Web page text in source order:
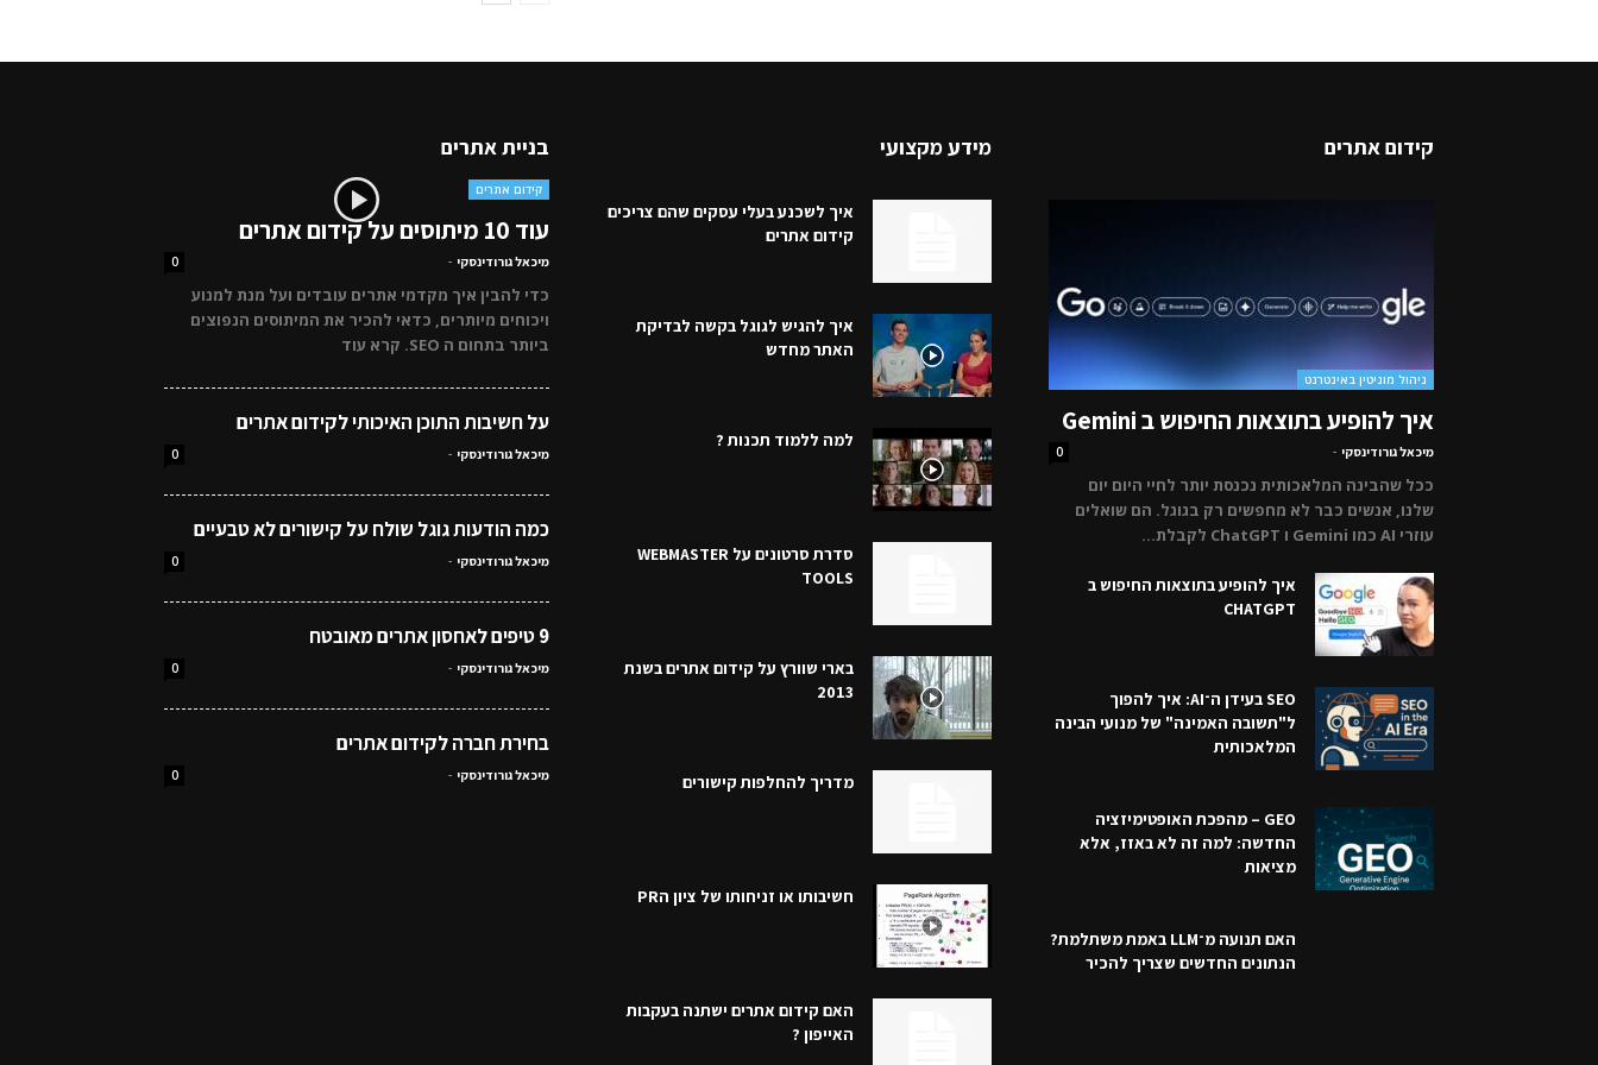
קידום אתרים
ניהול מוניטין באינטרנט
איך להופיע בתוצאות החיפוש ב Gemini
מיכאל גורודינסקי -
0
ככל שהבינה המלאכותית נכנסת יותר לחיי היום יום
שלנו, אנשים כבר לא מחפשים רק בגוגל. הם שואלים
עוזרי AI כמו Gemini ו ChatGPT לקבלת...
איך להופיע בתוצאות החיפוש ב
CHATGPT
SEO בעידן ה־AI: איך להפוך
ל"תשובה האמינה" של מנועי הבינה
המלאכותית
GEO – מהפכת האופטימיזציה
החדשה: למה זה לא באזז, אלא
מציאות
האם תנועה מ־LLM באמת משתלמת?
הנתונים החדשים שצריך להכיר
מידע מקצועי
איך לשכנע בעלי עסקים שהם צריכים
קידום אתרים
איך להגיש לגוגל בקשה לבדיקת
האתר מחדש
למה ללמוד תכנות ?
סדרת סרטונים על WEBMASTER
TOOLS
בארי שוורץ על קידום אתרים בשנת
2013
מדריך להחלפות קישורים
חשיבותו או זניחותו של ציון הPR
האם קידום אתרים ישתנה בעקבות
האייפון ?
בניית אתרים
קידום אתרים
עוד 10 מיתוסים על קידום אתרים
מיכאל גורודינסקי -
0
כדי להבין איך מקדמי אתרים עובדים ועל מנת למנוע
ויכוחים מיותרים, כדאי להכיר את המיתוסים הנפוצים
ביותר בתחום ה SEO. קרא עוד
על חשיבות התוכן האיכותי לקידום אתרים
מיכאל גורודינסקי -
0
כמה הודעות גוגל שולח על קישורים לא טבעיים
מיכאל גורודינסקי -
0
9 טיפים לאחסון אתרים מאובטח
מיכאל גורודינסקי -
0
בחירת חברה לקידום אתרים
מיכאל גורודינסקי -
0